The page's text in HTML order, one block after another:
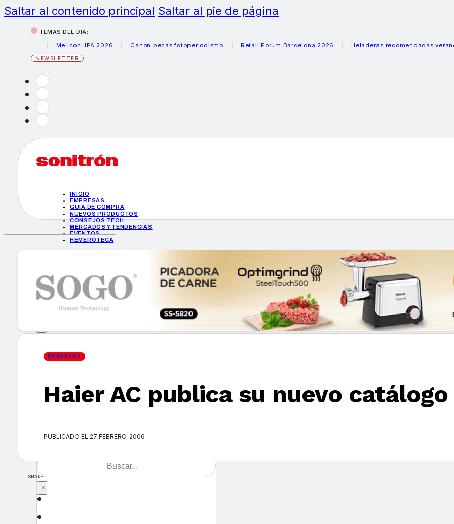
Saltar al contenido principal Saltar al pie de página
TEMAS DEL DÍA:
Meliconi IFA 2026 Canon becas fotoperiodismo Retail Forum Barcelona 2026 Heladeras recomendadas verano
NEWSLETTER
INICIO
EMPRESAS
GUÍA DE COMPRA
NUEVOS PRODUCTOS
CONSEJOS TECH
MERCADOS Y TENDENCIAS
EVENTOS
HEMEROTECA
GUÍA DE COMPRA
NUEVOS PRODUCTOS
CONSEJOS TECH
MERCADOS Y TENDENCIAS
HEMEROTECA
Encuentra tu noticia
×
EMPRESAS
Haier AC publica su nuevo
PUBLICADO EL 27 FEBRERO, 2006
SHARE